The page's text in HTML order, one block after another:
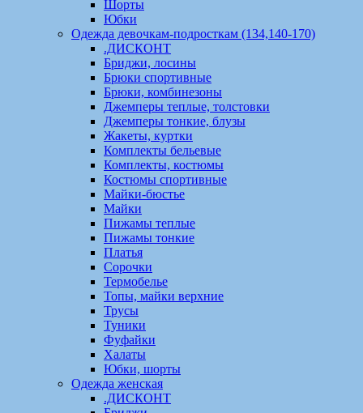
Шорты
Юбки
Одежда девочкам-подросткам (134,140-170)
.ДИСКОНТ
Бриджи, лосины
Брюки спортивные
Брюки, комбинезоны
Джемперы теплые, толстовки
Джемперы тонкие, блузы
Жакеты, куртки
Комплекты бельевые
Комплекты, костюмы
Костюмы спортивные
Майки-бюстье
Майки
Пижамы теплые
Пижамы тонкие
Платья
Сорочки
Термобелье
Топы, майки верхние
Трусы
Туники
Фуфайки
Халаты
Юбки, шорты
Одежда женская
.ДИСКОНТ